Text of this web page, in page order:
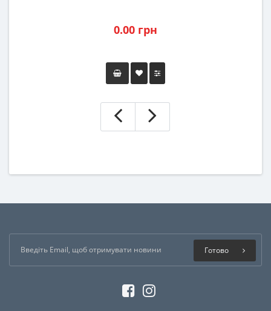
0.00 грн
Готово